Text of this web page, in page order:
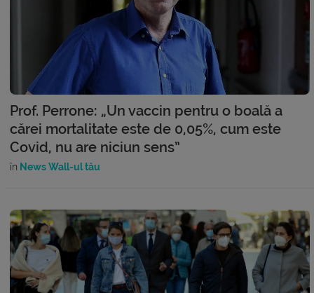
Prof. Perrone: „Un vaccin pentru o boală a
cărei mortalitate este de 0,05%, cum este
Covid, nu are niciun sens”
în News Wall-ul tău